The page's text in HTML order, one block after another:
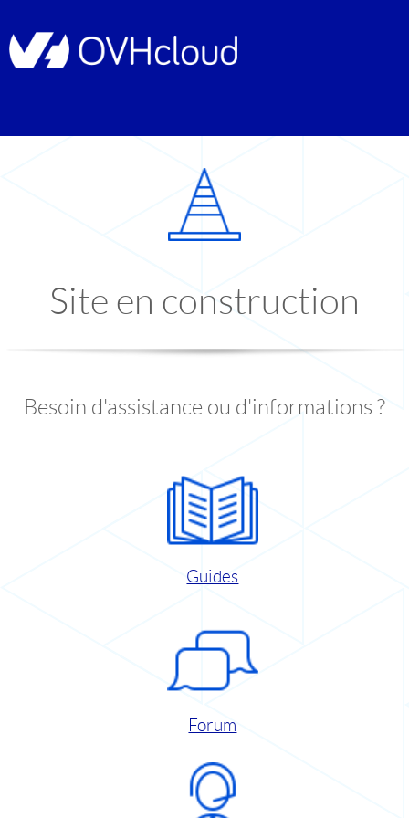
Site en construction
Besoin d'assistance ou d'informations ?
Guides
Forum